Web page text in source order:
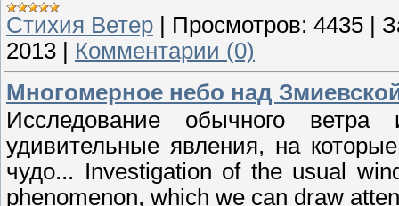
Стихия Ветер | Просмотров: 4435 |
2013 | Комментарии (0)
Многомерное небо над
Исследование обычного
удивительные явления, на
чудо... Investigation of the usual
phenomenon, which we can draw